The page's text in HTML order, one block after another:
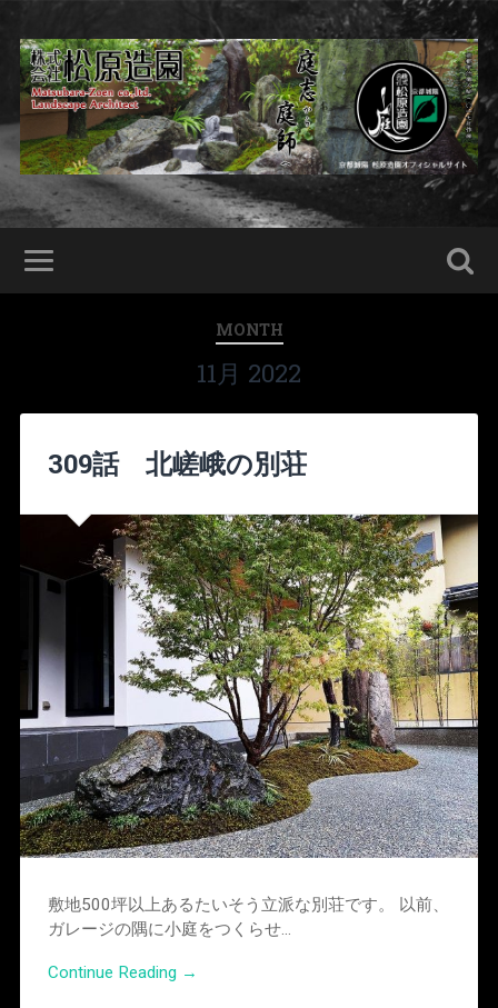
MONTH
11月 2022
309話 北嵯峨の別荘
敷地500坪以上あるたいそう立派な別荘です。 以前、
ガレージの隅に小庭をつくらせ…
Continue Reading →